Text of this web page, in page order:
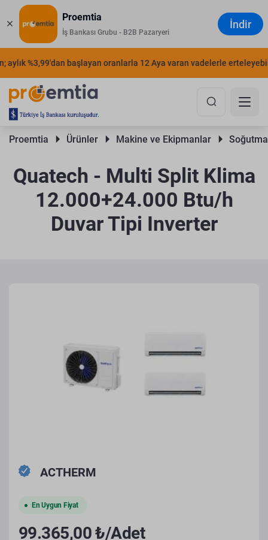
Proemtia
İş Bankası Grubu - B2B Pazaryeri
İndir
%3,99'dan başlayan oranlarla 12 Aya varan vadelerle
Proemtia Ürünler Makine ve Ekipmanlar
Quatech - Multi Split Klima
12.000+24.000 Btu/h
Duvar Tipi Inverter
ACTHERM
En Uygun Fiyat
99.365,00 ₺/Adet